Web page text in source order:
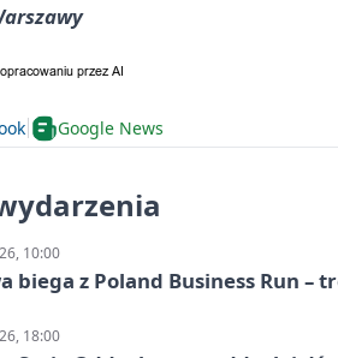
Google News
10:00
biega z Poland Business Run –
18:00